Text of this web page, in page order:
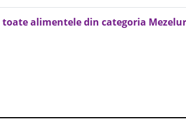
toate alimentele din categoria